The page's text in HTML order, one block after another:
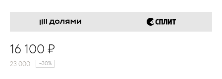
16 100 ₽
23 000 -30%